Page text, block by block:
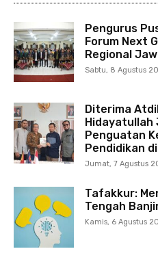
Pengurus
Forum Next
Regional
Sabtu, 8 Agustus
Diterima
Hidayatullah
Penguatan
Pendidikan
Jumat, 7 Agustus
Tafakkur:
Tengah
Kamis, 6 Agustus